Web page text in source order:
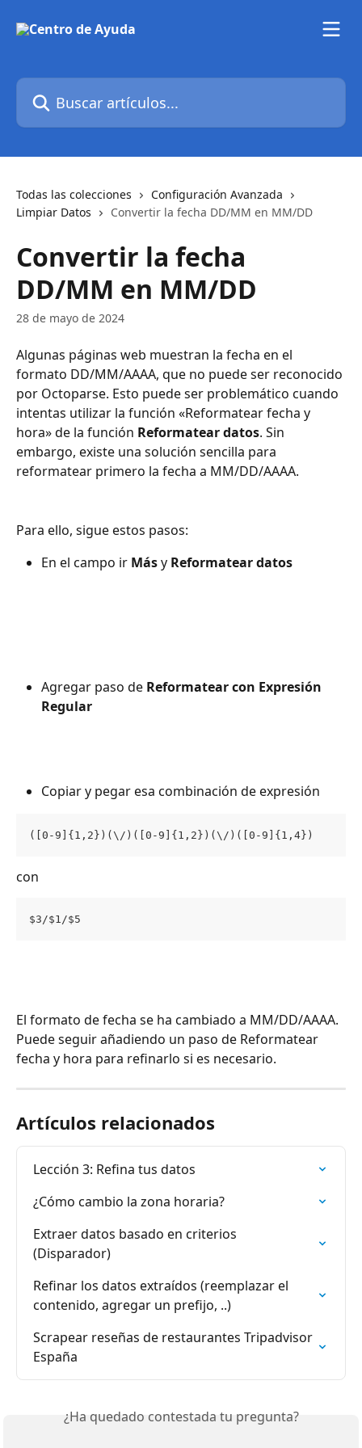
Buscar artículos...
Todas las colecciones
Configuración Avanzada
Limpiar Datos
Convertir la fecha DD/MM en MM/DD
Convertir la fecha
DD/MM en MM/DD
28 de mayo de 2024
Algunas páginas web muestran la fecha en el
formato DD/MM/AAAA, que no puede ser reconocido
por Octoparse. Esto puede ser problemático cuando
intentas utilizar la función «Reformatear fecha y
hora» de la función Reformatear datos. Sin
embargo, existe una solución sencilla para
reformatear primero la fecha a MM/DD/AAAA.
Para ello, sigue estos pasos:
En el campo ir Más y Reformatear datos
Agregar paso de Reformatear con Expresión
Regular
Copiar y pegar esa combinación de expresión
([0-9]{1,2})(\/)([0-9]{1,2})(\/)([0-9]{1,4})
con
$3/$1/$5
El formato de fecha se ha cambiado a MM/DD/AAAA.
Puede seguir añadiendo un paso de Reformatear
fecha y hora para refinarlo si es necesario.
Artículos relacionados
Lección 3: Refina tus datos
¿Cómo cambio la zona horaria?
Extraer datos basado ​​en criterios
(Disparador)
Refinar los datos extraídos (reemplazar el
contenido, agregar un prefijo, ..)
Scrapear reseñas de restaurantes Tripadvisor
España
¿Ha quedado contestada tu pregunta?